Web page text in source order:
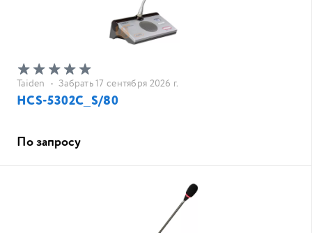
Taiden • Забрать 17 сентября 2026 г.
HCS-5302C_S/80
По запросу